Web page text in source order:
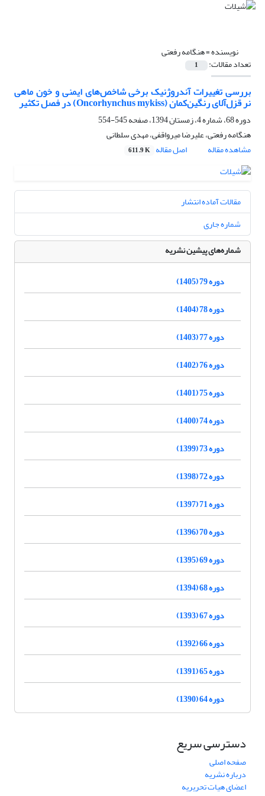
نویسنده =هنگامه رفعتی
تعداد مقالات: 1
بررسی تغییرات آندروژنیک برخی شاخص‌های ایمنی و خون ماهی
نر قزل‌آلای رنگین‌کمان (Oncorhynchus mykiss) در فصل تکثیر
دوره 68، شماره 4، زمستان 1394، صفحه
545-554
هنگامه رفعتی، علیرضا میرواقفی، مهدی سلطانی
مشاهده مقاله
اصل مقاله 611.9 K
مقالات آماده انتشار
شماره جاری
شماره‌های پیشین نشریه
دوره 79 (1405)
دوره 78 (1404)
دوره 77 (1403)
دوره 76 (1402)
دوره 75 (1401)
دوره 74 (1400)
دوره 73 (1399)
دوره 72 (1398)
دوره 71 (1397)
دوره 70 (1396)
دوره 69 (1395)
دوره 68 (1394)
دوره 67 (1393)
دوره 66 (1392)
دوره 65 (1391)
دوره 64 (1390)
دسترسی سریع
صفحه اصلی
درباره نشریه
اعضای هیات تحریریه